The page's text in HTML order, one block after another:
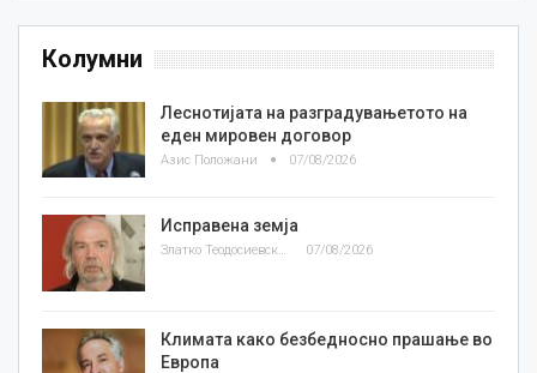
Колумни
Леснотијата на разградувањетото на
еден мировен договор
Азис Положани 07/08/2026
Исправена земја
Златко Теодосиевски 07/08/2026
Климата како безбедносно прашање во
Европа